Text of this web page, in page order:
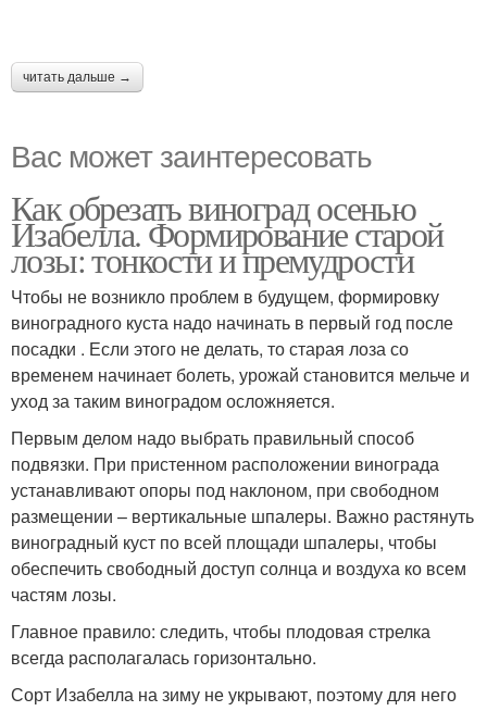
читать дальше →
Вас может заинтересовать
Как обрезать виноград осенью
Изабелла. Формирование старой
лозы: тонкости и премудрости
Чтобы не возникло проблем в будущем, формировку
виноградного куста надо начинать в первый год после
посадки . Если этого не делать, то старая лоза со
временем начинает болеть, урожай становится мельче и
уход за таким виноградом осложняется.
Первым делом надо выбрать правильный способ
подвязки. При пристенном расположении винограда
устанавливают опоры под наклоном, при свободном
размещении – вертикальные шпалеры. Важно растянуть
виноградный куст по всей площади шпалеры, чтобы
обеспечить свободный доступ солнца и воздуха ко всем
частям лозы.
Главное правило: следить, чтобы плодовая стрелка
всегда располагалась горизонтально.
Сорт Изабелла на зиму не укрывают, поэтому для него